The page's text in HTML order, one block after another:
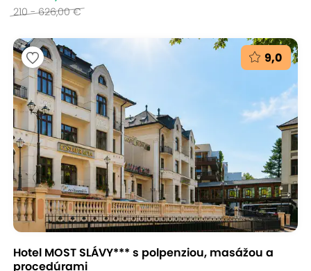
210 - 626,00 €
9,0
Hotel MOST SLÁVY*** s polpenziou, masážou a
procedúrami